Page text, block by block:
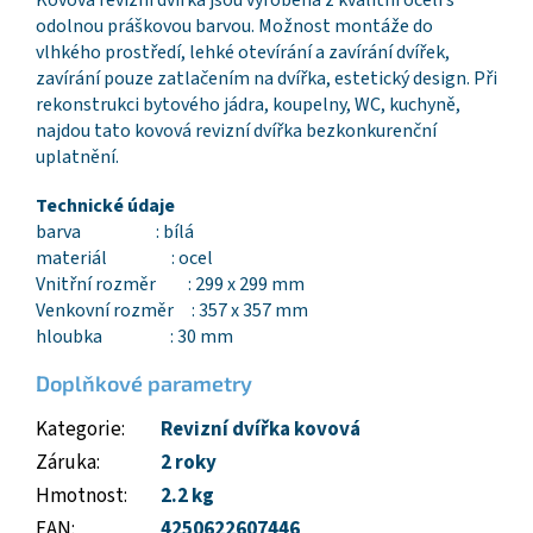
odolnou práškovou barvou. Možnost montáže do
vlhkého prostředí, lehké otevírání a zavírání dvířek,
zavírání pouze zatlačením na dvířka, estetický design. Při
rekonstrukci bytového jádra, koupelny, WC, kuchyně,
najdou tato kovová revizní dvířka bezkonkurenční
uplatnění.
Technické údaje
barva : bílá
materiál : ocel
Vnitřní rozměr : 299 x 299 mm
Venkovní rozměr : 357 x 357 mm
hloubka : 30 mm
Doplňkové parametry
Kategorie:
Revizní dvířka kovová
Záruka:
2 roky
Hmotnost:
2.2 kg